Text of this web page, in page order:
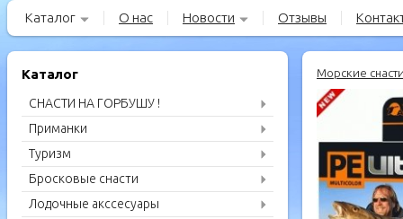
Каталог О нас Новости Отзывы
Каталог
СНАСТИ НА ГОРБУШУ !
Приманки
Туризм
Бросковые снасти
Лодочные акссесуары
Морские